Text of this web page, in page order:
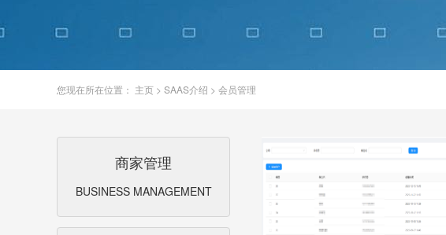
您现在所在位置： 主页 > SAAS介绍 > 会员管理
商家管理
BUSINESS MANAGEMENT